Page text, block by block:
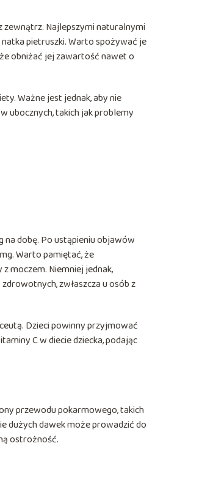
zewnątrz. Najlepszymi naturalnymi
pietruszki. Warto spożywać je
obniżać jej zawartość nawet o
Ważne jest jednak, aby nie
ubocznych, takich jak problemy
na dobę. Po ustąpieniu objawów
Warto pamiętać, że
moczem. Niemniej jednak,
zwłaszcza u osób z
Dzieci powinny przyjmować
C w diecie dziecka, podając
przewodu pokarmowego, takich
dużych dawek może prowadzić do
ostrożność.